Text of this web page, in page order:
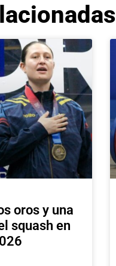
oros y una
squash en